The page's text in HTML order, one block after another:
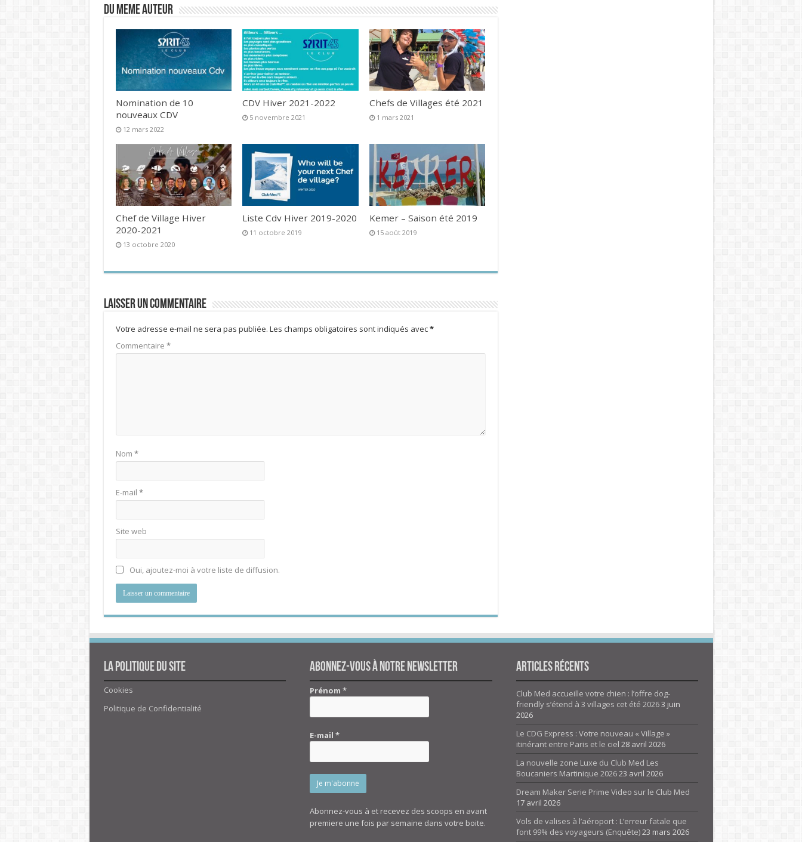
DU MEME AUTEUR
Nomination de 10
nouveaux CDV
12 mars 2022
CDV Hiver 2021-2022
5 novembre 2021
Chefs de Villages été 2021
1 mars 2021
Chef de Village Hiver
2020-2021
13 octobre 2020
Liste Cdv Hiver 2019-2020
11 octobre 2019
Kemer – Saison été 2019
15 août 2019
Laisser un commentaire
Votre adresse e-mail ne sera pas publiée. Les champs obligatoires sont indiqués avec*
Commentaire *
Nom *
E-mail *
Site web
Oui, ajoutez-moi à votre liste de diffusion.
La politique du site
Cookies
Politique de Confidentialité
Abonnez-vous à notre newsletter
Prénom*
E-mail*
Abonnez-vous à et recevez des scoops en avant
premiere une fois par semaine dans votre boite.
Articles Récents
Club Med accueille votre chien : l’offre dog-
friendly s’étend à 3 villages cet été 20263 juin
2026
Le CDG Express : Votre nouveau « Village »
itinérant entre Paris et le ciel 28 avril 2026
La nouvelle zone Luxe du Club Med Les
Boucaniers Martinique 202623 avril 2026
Dream Maker Serie Prime Video sur le Club Med
17 avril 2026
Vols de valises à l’aéroport : L’erreur fatale que
font 99% des voyageurs (Enquête)23 mars 2026